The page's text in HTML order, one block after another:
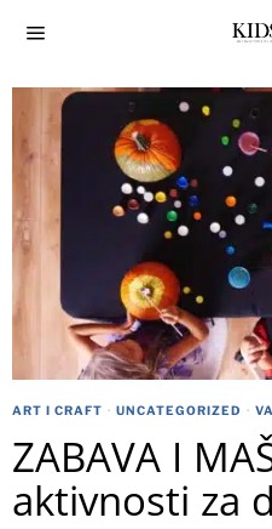
ART I CRAFT · UNCATEGORIZED ·
ZABAVA I
aktivnosti za